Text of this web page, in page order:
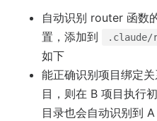
自动识别 router 函数
置，添加到
.claude/
如下
能正确识别项目绑定
目，则在 B 项目执行
目录也会自动识别到 A